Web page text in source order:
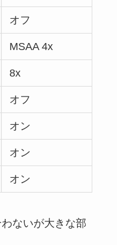
オフ
MSAA 4x
8x
オフ
オン
オン
オン
ないが大きな部